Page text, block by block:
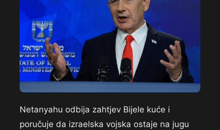
Netanyahu odbija zahtjev Bijele kuće i
poručuje da izraelska vojska ostaje na jugu